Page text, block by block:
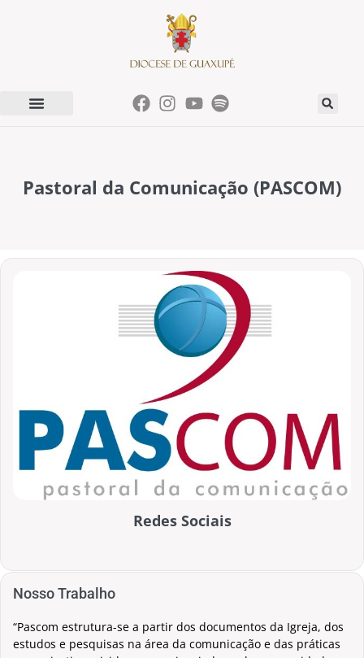
Pastoral da Comunicação (PASCOM)
Redes Sociais
Nosso Trabalho
“Pascom estrutura-se a partir dos documentos da Igreja, dos
estudos e pesquisas na área da comunicação e das práticas